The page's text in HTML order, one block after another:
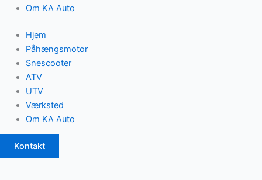
Om KA Auto
Hjem
Påhængsmotor
Snescooter
ATV
UTV
Værksted
Om KA Auto
Kontakt